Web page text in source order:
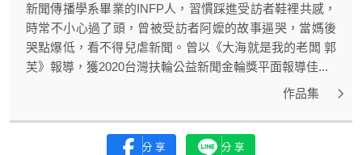
新聞傳播學系畢業的INFP人，習慣踩進受訪者鞋裡共感，
時常不小心過了頭，曾被受訪者阿嬤的故事逼哭，當媽後
哭點爆低，看不得兒虐新聞。曾以《大海就是我的老闆 郭
芙》報導，獲2020台灣扶輪公益新聞金輪獎平面報導佳...
作品集
分享 分享